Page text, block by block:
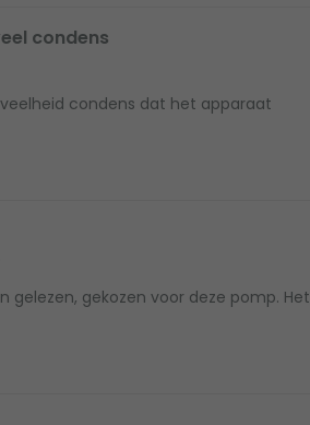
condens
condens dat het apparaat
gelezen, gekozen voor deze pomp. Het